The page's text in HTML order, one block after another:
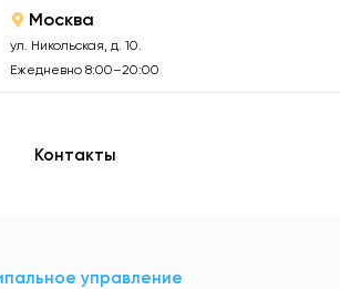
Москва
ул. Никольская, д. 10.
Ежедневно 8:00–20:00
Контакты
управление